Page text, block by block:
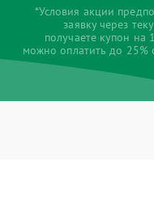
*Условия акции
заявку через
получаете купон
можно оплатить до 25%